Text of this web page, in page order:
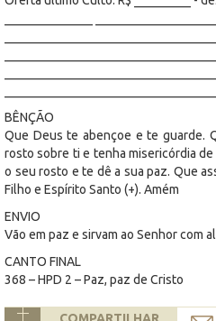
BÊNÇÃO
Que Deus te abençoe e te guarde.
rosto sobre ti e tenha misericórdia
o seu rosto e te dê a sua paz. Que
Filho e Espírito Santo (+). Amém
ENVIO
Vão em paz e sirvam ao Senhor com
CANTO FINAL
368 – HPD 2 – Paz, paz de Cristo